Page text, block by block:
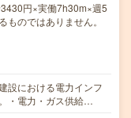
円×実働7h30m×週5
のではありません。
設における電力インフ
・電力・ガス供給…